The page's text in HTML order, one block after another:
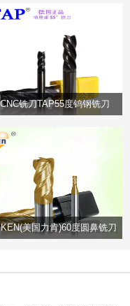
CNC铣刀TAP55度钨钢铣刀
美国力肯)60度圆鼻铣刀